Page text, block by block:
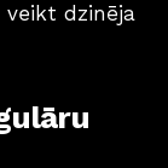
veikt dzinēja